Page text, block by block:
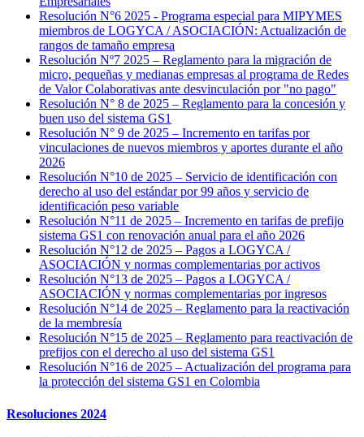
Resolución N°6 2025 - Programa especial para MIPYMES
miembros de LOGYCA / ASOCIACIÓN: Actualización de
rangos de tamaño empresa
Resolución Nº7 2025 – Reglamento para la migración de
micro, pequeñas y medianas empresas al programa de Redes
de Valor Colaborativas ante desvinculación por "no pago"
Resolución N° 8 de 2025 – Reglamento para la concesión y
buen uso del sistema GS1
Resolución N° 9 de 2025 – Incremento en tarifas por
vinculaciones de nuevos miembros y aportes durante el año
2026
Resolución N°10 de 2025 – Servicio de identificación con
derecho al uso del estándar por 99 años y servicio de
identificación peso variable
Resolución N°11 de 2025 – Incremento en tarifas de prefijo
sistema GS1 con renovación anual para el año 2026
Resolución N°12 de 2025 – Pagos a LOGYCA /
ASOCIACIÓN y normas complementarias por activos
Resolución N°13 de 2025 – Pagos a LOGYCA /
ASOCIACIÓN y normas complementarias por ingresos
Resolución N°14 de 2025 – Reglamento para la reactivación
de la membresía
Resolución N°15 de 2025 – Reglamento para reactivación de
prefijos con el derecho al uso del sistema GS1
Resolución N°16 de 2025 – Actualización del programa para
la protección del sistema GS1 en Colombia
Resoluciones 2024